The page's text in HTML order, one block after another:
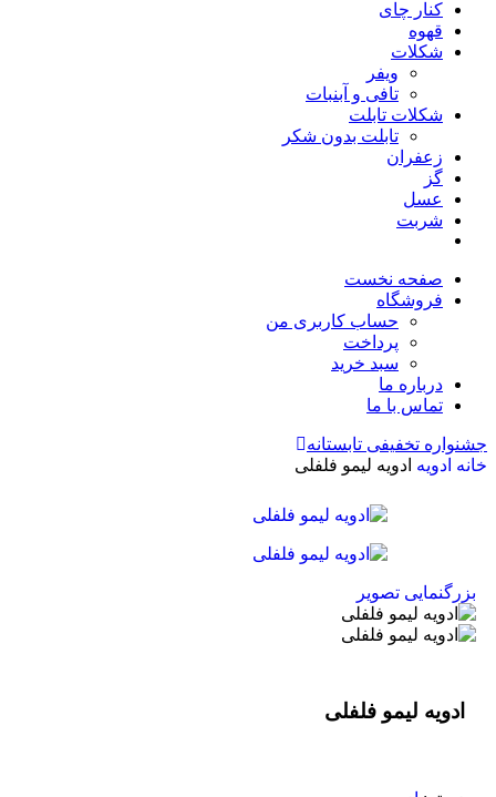
کنار چای
قهوه
شکلات
ویفر
تافی و آبنبات
شکلات تابلت
تابلت بدون شکر
زعفران
گز
عسل
شربت
صفحه نخست
فروشگاه
حساب کاربری من
پرداخت
سبد خرید
درباره ما
تماس با ما
جشنواره تخفیفی تابستانه
خانه ادویه ادویه لیمو فلفلی
بزرگنمایی تصویر
ادویه لیمو فلفلی